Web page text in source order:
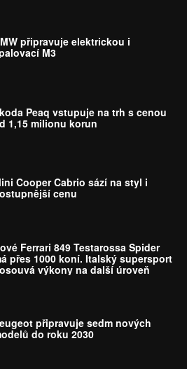
připravuje elektrickou i
M3
Peaq vstupuje na trh s cenou
1,15 milionu korun
Cooper Cabrio sází na styl i
cenu
Ferrari 849 Testarossa Spider
přes 1000 koní. Italský supersport
výkony na další úroveň
připravuje sedm nových
do roku 2030